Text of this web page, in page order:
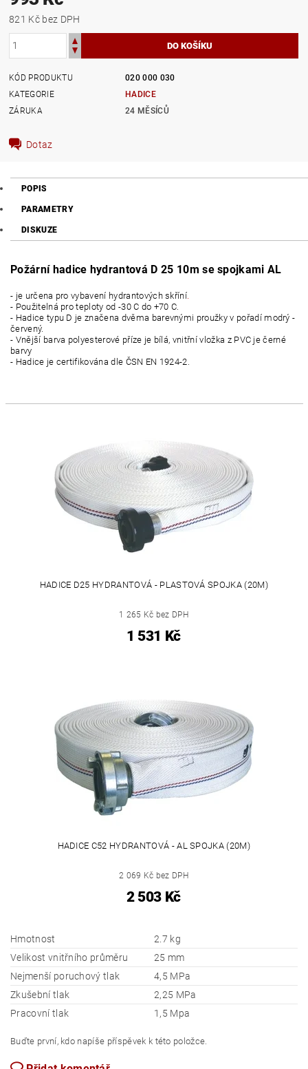
821 Kč bez DPH
KÓD PRODUKTU
020 000 030
KATEGORIE
HADICE
ZÁRUKA
24 MĚSÍCŮ
Dotaz
POPIS
PARAMETRY
DISKUZE
Požární hadice hydrantová D 25 10m se spojkami AL
- je určena pro vybavení hydrantových skříní.
- Použitelná pro teploty od -30 C do +70 C.
- Hadice typu D je značena dvěma barevnými proužky v pořadí modrý -
červený.
- Vnější barva polyesterové příze je bílá, vnitřní vložka z PVC je černé
barvy
- Hadice je certifikována dle ČSN EN 1924-2.
HADICE D25 HYDRANTOVÁ - PLASTOVÁ SPOJKA (20M)
1 265 Kč bez DPH
1 531 Kč
HADICE C52 HYDRANTOVÁ - AL SPOJKA (20M)
2 069 Kč bez DPH
2 503 Kč
Hmotnost
2.7 kg
Velikost vnitřního průměru
25 mm
Nejmenší poruchový tlak
4,5 MPa
Zkušební tlak
2,25 MPa
Pracovní tlak
1,5 Mpa
Buďte první, kdo napíše příspěvek k této položce.